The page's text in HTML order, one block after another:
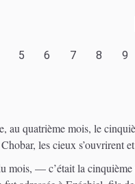
5 6 7 8 9
au quatrième mois, le
les cieux s’ouvrirent
mois, — c’était la